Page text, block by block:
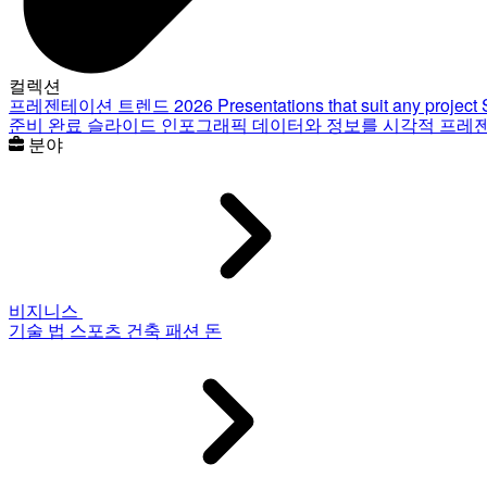
컬렉션
프레젠테이션 트렌드 2026 Presentations that suit any project
준비 완료 슬라이드 인포그래픽 데이터와 정보를 시각적 프레
분야
비지니스
기술 법 스포츠 건축 패션 돈